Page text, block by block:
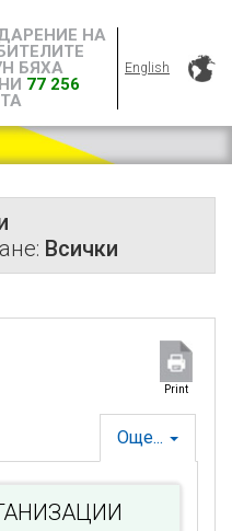
НА
БЯХА
77 256
English
Всички
Print
Още...